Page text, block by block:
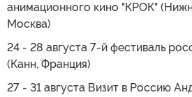
анимационного кино "КРОК"
Москва)
24 - 28 августа 7-й фестиваль
(Канн, Франция)
27 - 31 августа Визит в Россию